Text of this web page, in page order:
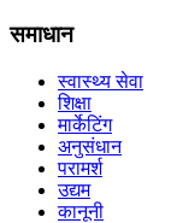
समाधान
स्वास्थ्य सेवा
शिक्षा
मार्केटिंग
अनुसंधान
परामर्श
उद्यम
कानूनी